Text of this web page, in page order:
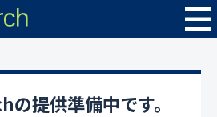
提供準備中です。